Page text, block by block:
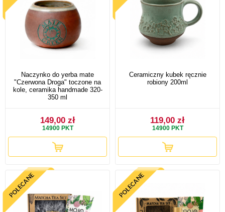
Naczynko do yerba mate
"Czerwona Droga" toczone na
kole, ceramika handmade 320-
350 ml
149,00 zł
14900PKT
Ceramiczny kubek ręcznie
robiony 200ml
119,00 zł
14900PKT